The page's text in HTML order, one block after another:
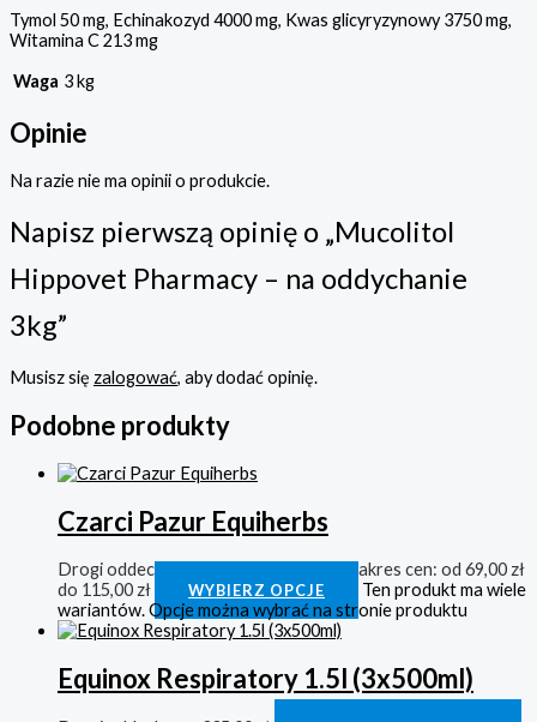
Tymol 50 mg, Echinakozyd 4000 mg, Kwas glicyryzynowy 3750 mg,
Witamina C 213 mg
Waga 3 kg
Opinie
Na razie nie ma opinii o produkcie.
Napisz pierwszą opinię o „Mucolitol
Hippovet Pharmacy – na oddychanie
3kg”
Musisz się zalogować, aby dodać opinię.
Podobne produkty
Czarci Pazur Equiherbs
Drogi oddechowe
Zakres cen: od 69,00 zł
do 115,00 zł
WYBIERZ OPCJE
Ten produkt ma wiele
wariantów. Opcje można wybrać na stronie produktu
Equinox Respiratory 1.5l (3x500ml)